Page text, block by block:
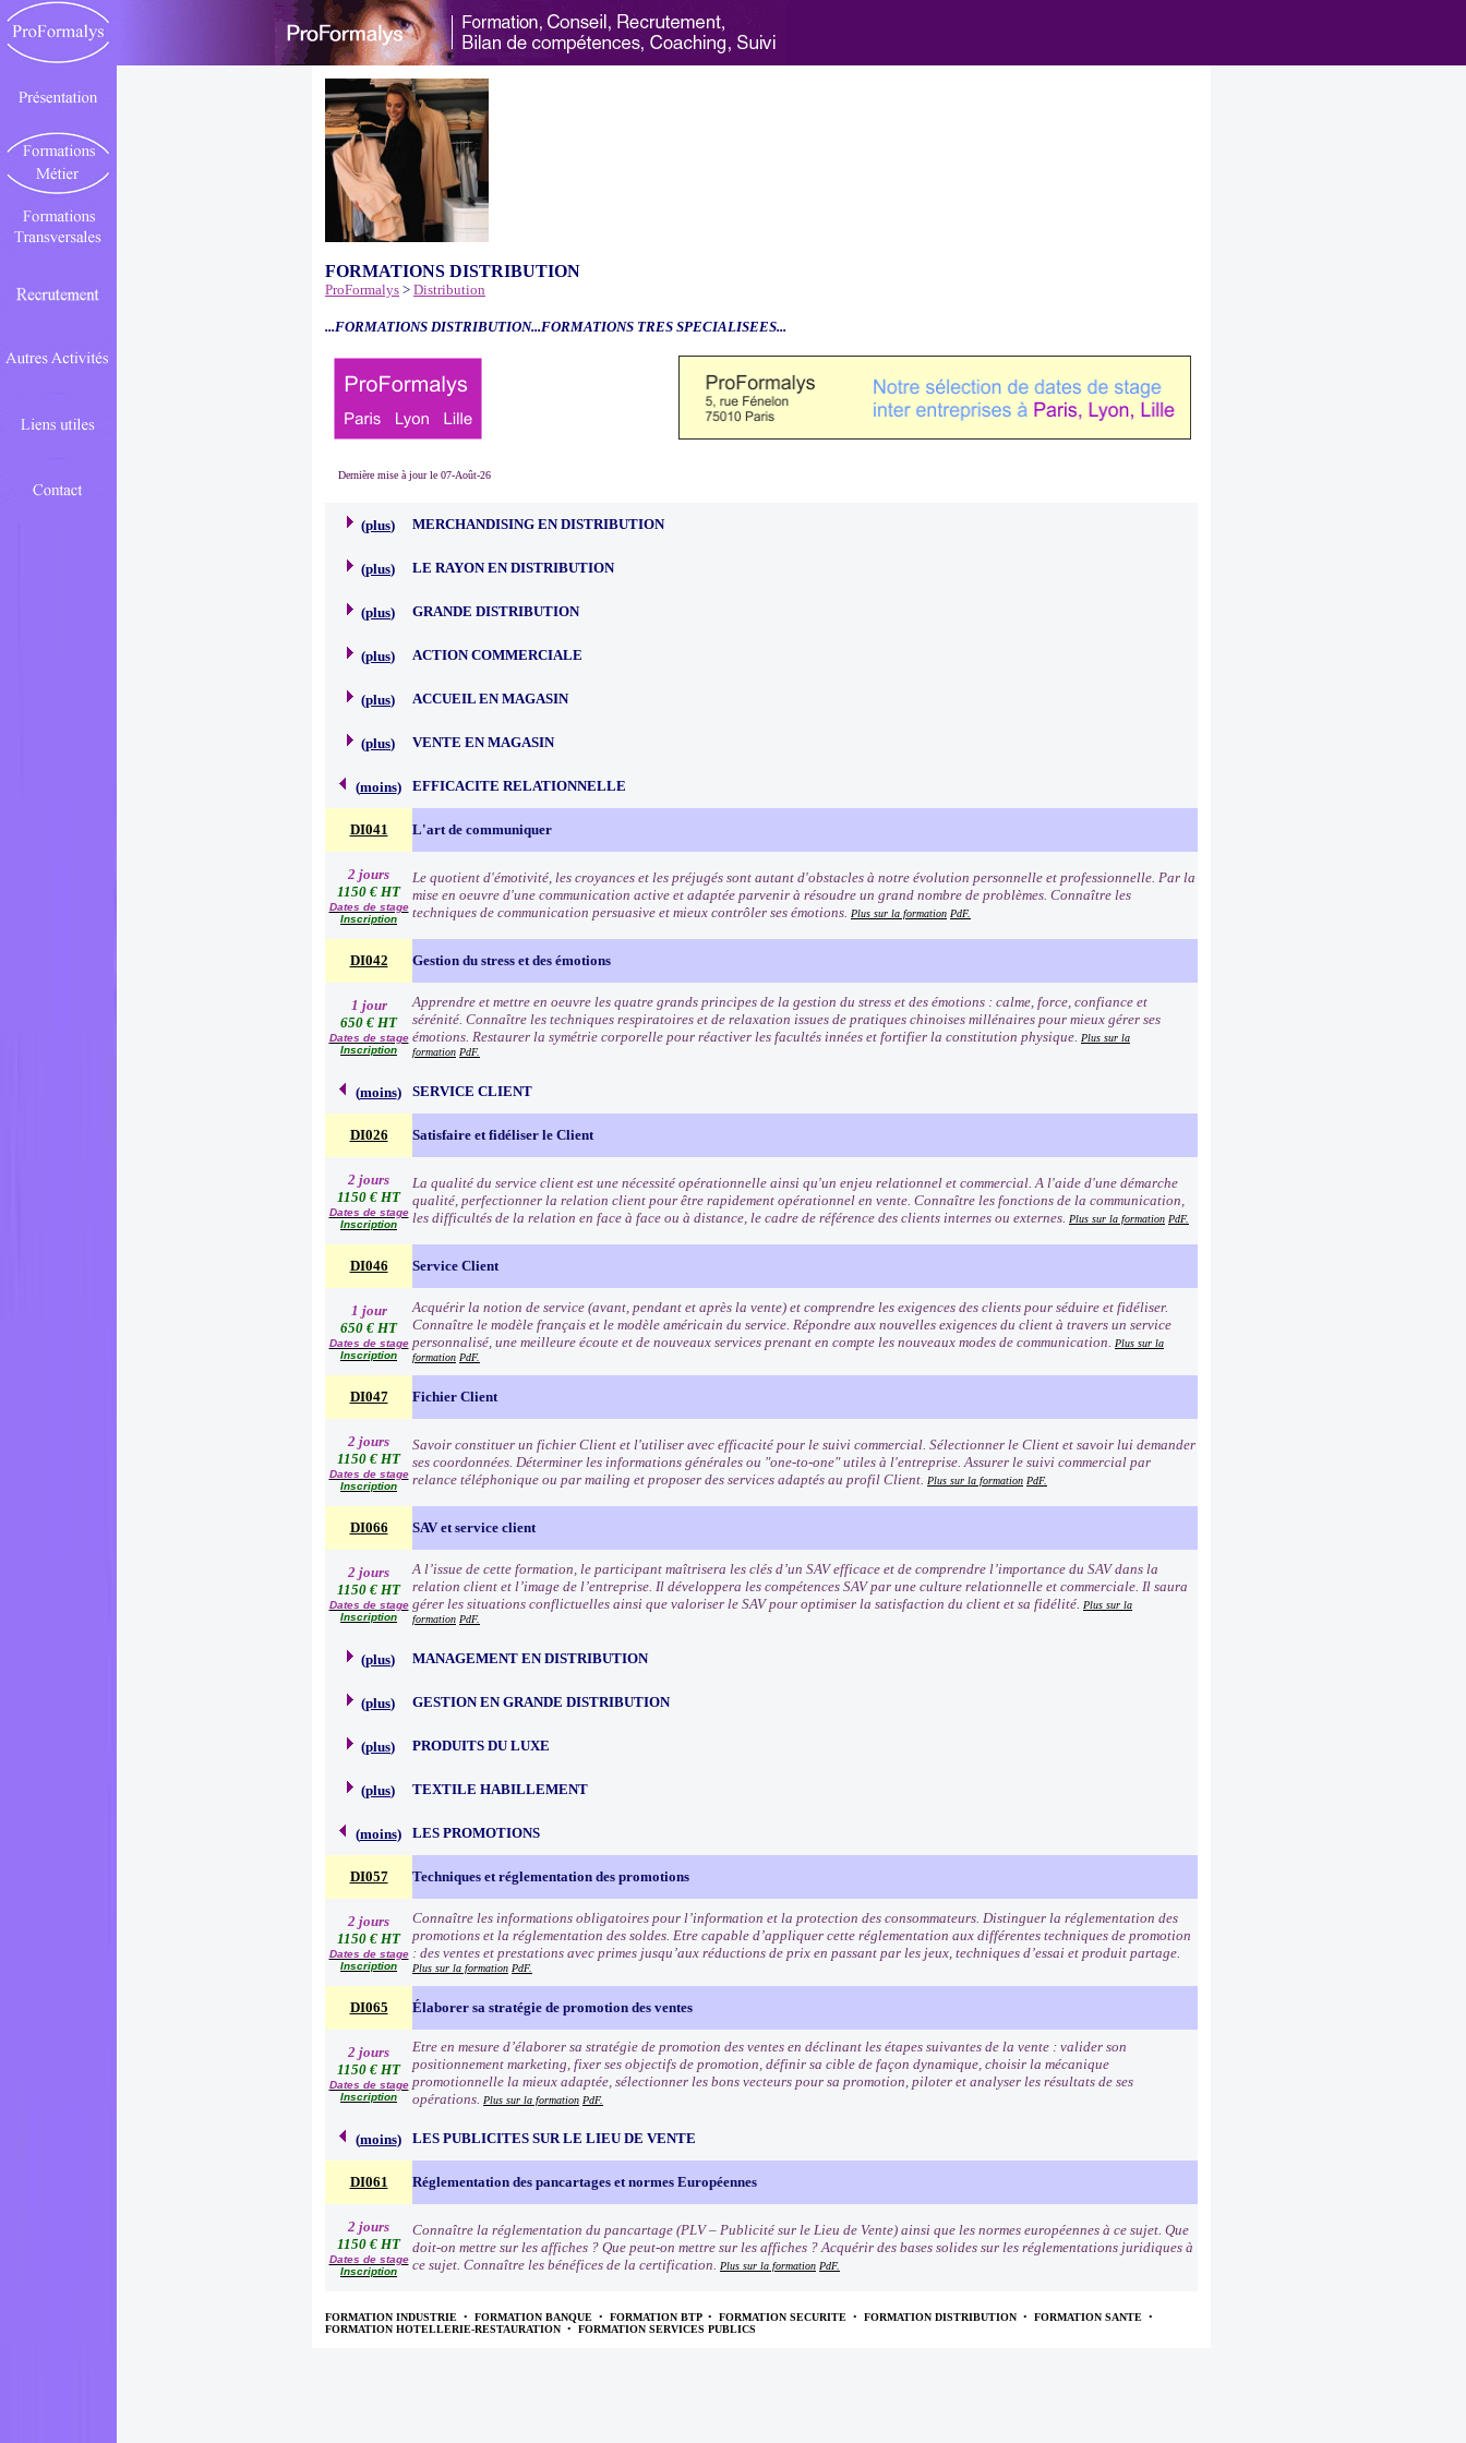
FORMATIONS DISTRIBUTION
ProFormalys > Distribution
...FORMATIONS DISTRIBUTION...FORMATIONS TRES SPECIALISEES...
Dernière mise à jour le 07-Août-26
(plus) MERCHANDISING EN DISTRIBUTION
(plus) LE RAYON EN DISTRIBUTION
(plus) GRANDE DISTRIBUTION
(plus) ACTION COMMERCIALE
(plus) ACCUEIL EN MAGASIN
(plus) VENTE EN MAGASIN
(moins) EFFICACITE RELATIONNELLE
DI041 L'art de communiquer
2 jours
1150 € HT
Dates de stage
Inscription
Le quotient d'émotivité, les croyances et les préjugés sont autant d'obstacles à notre évolution personnelle et professionnelle. Par la
mise en oeuvre d'une communication active et adaptée parvenir à résoudre un grand nombre de problèmes. Connaître les
techniques de communication persuasive et mieux contrôler ses émotions. Plus sur la formation PdF.
DI042 Gestion du stress et des émotions
1 jour
650 € HT
Dates de stage
Inscription
Apprendre et mettre en oeuvre les quatre grands principes de la gestion du stress et des émotions : calme, force, confiance et
sérénité. Connaître les techniques respiratoires et de relaxation issues de pratiques chinoises millénaires pour mieux gérer ses
émotions. Restaurer la symétrie corporelle pour réactiver les facultés innées et fortifier la constitution physique. Plus sur la
formation PdF.
(moins) SERVICE CLIENT
DI026 Satisfaire et fidéliser le Client
2 jours
1150 € HT
Dates de stage
Inscription
La qualité du service client est une nécessité opérationnelle ainsi qu'un enjeu relationnel et commercial. A l'aide d'une démarche
qualité, perfectionner la relation client pour être rapidement opérationnel en vente. Connaître les fonctions de la communication,
les difficultés de la relation en face à face ou à distance, le cadre de référence des clients internes ou externes. Plus sur la formation PdF.
DI046 Service Client
1 jour
650 € HT
Dates de stage
Inscription
Acquérir la notion de service (avant, pendant et après la vente) et comprendre les exigences des clients pour séduire et fidéliser.
Connaître le modèle français et le modèle américain du service. Répondre aux nouvelles exigences du client à travers un service
personnalisé, une meilleure écoute et de nouveaux services prenant en compte les nouveaux modes de communication. Plus sur la
formation PdF.
DI047 Fichier Client
2 jours
1150 € HT
Dates de stage
Inscription
Savoir constituer un fichier Client et l'utiliser avec efficacité pour le suivi commercial. Sélectionner le Client et savoir lui demander
ses coordonnées. Déterminer les informations générales ou "one-to-one" utiles à l'entreprise. Assurer le suivi commercial par
relance téléphonique ou par mailing et proposer des services adaptés au profil Client. Plus sur la formation PdF.
DI066 SAV et service client
2 jours
1150 € HT
Dates de stage
Inscription
A l’issue de cette formation, le participant maîtrisera les clés d’un SAV efficace et de comprendre l’importance du SAV dans la
relation client et l’image de l’entreprise. Il développera les compétences SAV par une culture relationnelle et commerciale. Il saura
gérer les situations conflictuelles ainsi que valoriser le SAV pour optimiser la satisfaction du client et sa fidélité. Plus sur la
formation PdF.
(plus) MANAGEMENT EN DISTRIBUTION
(plus) GESTION EN GRANDE DISTRIBUTION
(plus) PRODUITS DU LUXE
(plus) TEXTILE HABILLEMENT
(moins) LES PROMOTIONS
DI057 Techniques et réglementation des promotions
2 jours
1150 € HT
Dates de stage
Inscription
Connaître les informations obligatoires pour l’information et la protection des consommateurs. Distinguer la réglementation des
promotions et la réglementation des soldes. Etre capable d’appliquer cette réglementation aux différentes techniques de promotion
: des ventes et prestations avec primes jusqu’aux réductions de prix en passant par les jeux, techniques d’essai et produit partage.
Plus sur la formation PdF.
DI065 Élaborer sa stratégie de promotion des ventes
2 jours
1150 € HT
Dates de stage
Inscription
Etre en mesure d’élaborer sa stratégie de promotion des ventes en déclinant les étapes suivantes de la vente : valider son
positionnement marketing, fixer ses objectifs de promotion, définir sa cible de façon dynamique, choisir la mécanique
promotionnelle la mieux adaptée, sélectionner les bons vecteurs pour sa promotion, piloter et analyser les résultats de ses
opérations. Plus sur la formation PdF.
(moins) LES PUBLICITES SUR LE LIEU DE VENTE
DI061 Réglementation des pancartages et normes Européennes
2 jours
1150 € HT
Dates de stage
Inscription
Connaître la réglementation du pancartage (PLV – Publicité sur le Lieu de Vente) ainsi que les normes européennes à ce sujet. Que
doit-on mettre sur les affiches ? Que peut-on mettre sur les affiches ? Acquérir des bases solides sur les réglementations juridiques à
ce sujet. Connaître les bénéfices de la certification. Plus sur la formation PdF.
FORMATION INDUSTRIE • FORMATION BANQUE • FORMATION BTP • FORMATION SECURITE • FORMATION DISTRIBUTION • FORMATION SANTE •
FORMATION HOTELLERIE-RESTAURATION • FORMATION SERVICES PUBLICS